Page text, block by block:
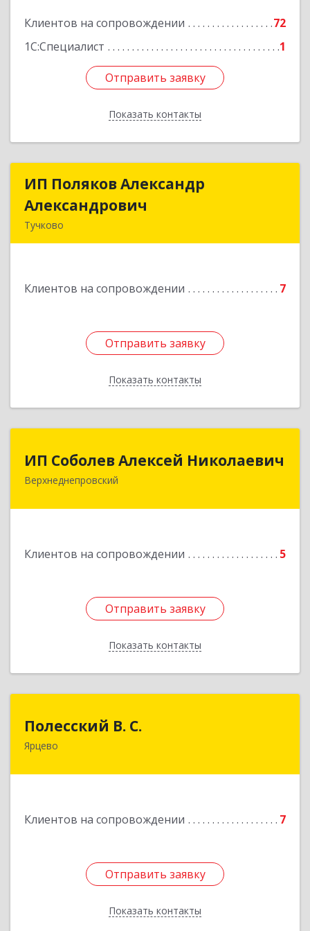
Клиентов на сопровождении
72
1С:Специалист
1
Отправить заявку
Показать контакты
Отправить заявку
Назад
ИП Поляков Александр
Александрович
Тучково
Клиентов на сопровождении 7
Отправить заявку
Показать контакты
ИП Поляков Александр
Подробнее
Отправить заявку
Назад
ИП Соболев Алексей Николаевич
Верхнеднепровский
Клиентов на сопровождении 5
Отправить заявку
Показать контакты
ИП Соболев Алексей Николаевич
Отправить заявку
Назад
Полесский В. С.
Ярцево
Клиентов на сопровождении 7
Отправить заявку
Показать контакты
Отправить заявку
Назад